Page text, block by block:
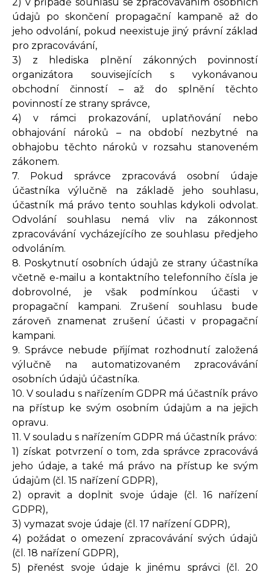
údajů po skončení propagační kampaně až do
jeho odvolání, pokud neexistuje jiný právní základ
pro zpracovávání,
3) z hlediska plnění zákonných povinností
organizátora souvisejících s vykonávanou
obchodní činností – až do splnění těchto
povinností ze strany správce,
4) v rámci prokazování, uplatňování nebo
obhajování nároků – na období nezbytné na
obhajobu těchto nároků v rozsahu stanoveném
zákonem.
7. Pokud správce zpracovává osobní údaje
účastníka výlučně na základě jeho souhlasu,
účastník má právo tento souhlas kdykoli odvolat.
Odvolání souhlasu nemá vliv na zákonnost
zpracovávání vycházejícího ze souhlasu předjeho
odvoláním.
8. Poskytnutí osobních údajů ze strany účastníka
včetně e-mailu a kontaktního telefonního čísla je
dobrovolné, je však podmínkou účasti v
propagační kampani. Zrušení souhlasu bude
zároveň znamenat zrušení účasti v propagační
kampani.
9. Správce nebude přijímat rozhodnutí založená
výlučně na automatizovaném zpracovávání
osobních údajů účastníka.
10. V souladu s nařízením GDPR má účastník právo
na přístup ke svým osobním údajům a na jejich
opravu.
11. V souladu s nařízením GDPR má účastník právo:
1) získat potvrzení o tom, zda správce zpracovává
jeho údaje, a také má právo na přístup ke svým
údajům (čl. 15 nařízení GDPR),
2) opravit a doplnit svoje údaje (čl. 16 nařízení
GDPR),
3) vymazat svoje údaje (čl. 17 nařízení GDPR),
4) požádat o omezení zpracovávání svých údajů
(čl. 18 nařízení GDPR),
5) přenést svoje údaje k jinému správci (čl. 20